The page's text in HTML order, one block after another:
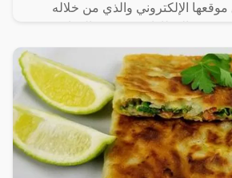
موقعها الإلكتروني والذي من خلاله